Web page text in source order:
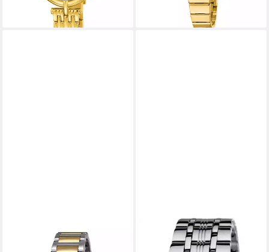
Quarzuhr Festina Quarz
Quarzuhr Mademoiselle